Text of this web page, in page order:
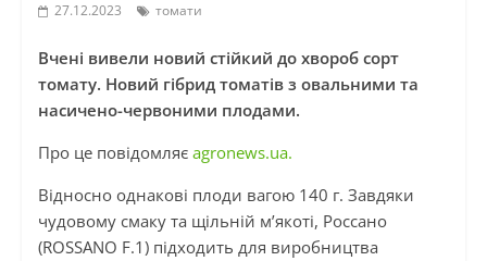
27.12.2023 томати
Вчені вивели новий стійкий до хвороб сорт
томату. Новий гібрид томатів з овальними та
насичено-червоними плодами.
Про це повідомляє agronews.ua.
Відносно однакові плоди вагою 140 г. Завдяки
чудовому смаку та щільній м’якоті, Россано
(ROSSANO F.1) підходить для виробництва